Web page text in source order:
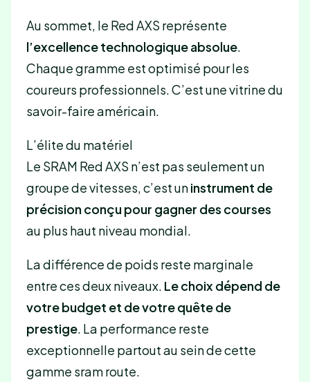
Au sommet, le Red AXS représente
l’excellence technologique absolue.
Chaque gramme est optimisé pour les
coureurs professionnels. C’est une vitrine du
savoir-faire américain.
L’élite du matériel
Le SRAM Red AXS n’est pas seulement un
groupe de vitesses, c’est uninstrument de
précision conçu pour gagner des courses
au plus haut niveau mondial.
La différence de poids reste marginale
entre ces deux niveaux. Le choix dépend de
votre budget et de votre quête de
prestige. La performance reste
exceptionnelle partout au sein de cette
gamme sram route.